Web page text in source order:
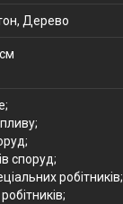
Дерево
споруд;
робітників;